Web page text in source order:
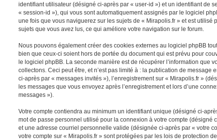
identifiant utilisateur (désigné ci-après par « user-id ») et un identifiant de
« session-id »), qui vous sont automatiquement assignés par le logiciel
une fois que vous naviguerez sur les sujets de « Mirapolis.fr » et est utilisé
sujets que vous avez lus, ce qui améliore votre navigation sur le forum.
Nous pouvons également créer des cookies externes au logiciel phpBB
bien que ceux-ci soient hors de portée du document qui est prévu pour
le logiciel phpBB. La seconde manière est de récupérer l’information que
collectons. Ceci peut être, et n’est pas limité à : la publication de message
ci-après par « messages invités »), l’enregistrement sur « Mirapolis.fr »
les messages que vous envoyez après l’enregistrement et lors d’une
messages »).
Votre compte contiendra au minimum un identifiant unique (désigné ci-
mot de passe personnel utilisé pour la connexion à votre compte (désigné
et une adresse courriel personnelle valide (désignée ci-après par « votre
votre compte sur « Mirapolis.fr » sont protégées par les lois de protection